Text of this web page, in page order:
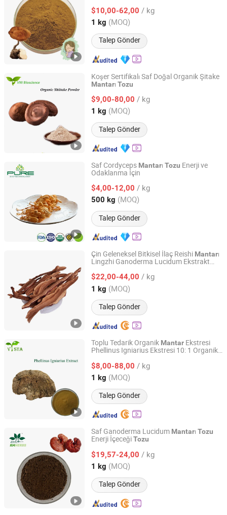
$10,00-62,00 / kg
1 kg (MOQ)
Talep Gönder
Hunan, China Fiyat 2025
Koşer Sertifikalı Saf Doğal Organik Şitake
Mantarı Tozu
$9,00-80,00 / kg
1 kg (MOQ)
Talep Gönder
Qingdao Vital Nutraceutical Ingredients Bioscience Co.,
Shandong, China Fiyat 2018
Saf Cordyceps Mantarı Tozu Enerji ve
Odaklanma İçin
$4,00-12,00 / kg
500 kg (MOQ)
Talep Gönder
Ningxia Pure Goji Biology Technology Co., Ltd.
Ningxia, China Fiyat 2024
Çin Geleneksel Bitkisel İlaç Reishi Mantarı
Lingzhi Ganoderma Lucidum Ekstrakt
$22,00-44,00 / kg
1 kg (MOQ)
Talep Gönder
Xuancheng Quality Herb Co., Ltd.
Anhui, China Fiyat 2019
Toplu Tedarik Organik Mantar Ekstresi
Phellinus Igniarius Ekstresi 10: 1 Organik
$8,00-88,00 / kg
1 kg (MOQ)
Talep Gönder
Qingdao Vista Bio. Tech. Co., Ltd
Shandong, China Fiyat 2023
Saf Ganoderma Lucidum Mantarı Tozu
Enerji İçeceğiTozu
$19,57-24,00 / kg
1 kg (MOQ)
Talep Gönder
Baoji Embellish Wood Agricultural Development Co., Ltd
Shaanxi, China Fiyat 2020